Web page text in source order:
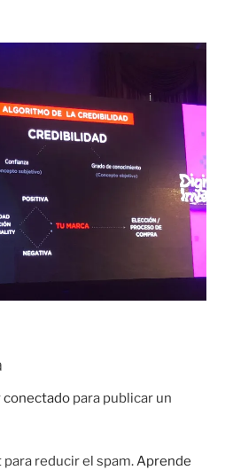
conectado para publicar un
reducir el spam.Aprende